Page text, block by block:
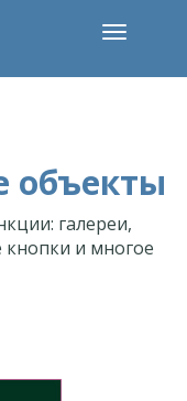
объекты
галереи,
и многое